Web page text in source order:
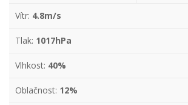
Vítr: 4.8m/s
Tlak: 1017hPa
Vlhkost: 40%
Oblačnost: 12%